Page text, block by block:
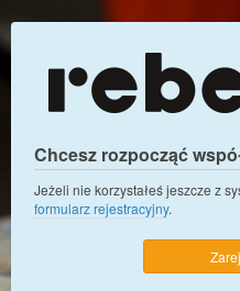
Chcesz rozpocząć
Jeżeli nie korzystałeś jeszcze z
formularz rejestracyjny.